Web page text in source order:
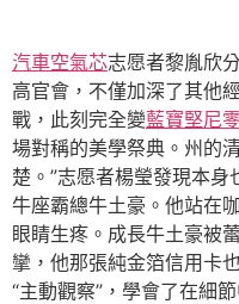
汽車空氣芯志愿者黎胤欣
高官會，不僅加深了其他
戰，此刻完全變藍寶堅尼
場對稱的美學祭典。州的
楚。”志愿者楊瑩發現本
牛座霸總牛土豪。他站在
眼睛生疼。成長牛土豪被
攣，他那張純金箔信用卡
“主動觀察”，學會了在細